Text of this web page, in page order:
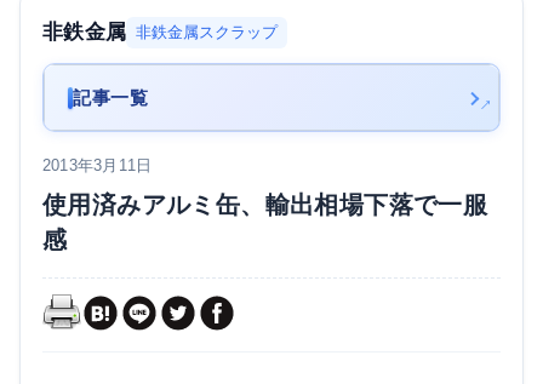
非鉄金属 非鉄金属スクラップ
記事一覧
2013年3月11日
使用済みアルミ缶、輸出相場下落で一服
感